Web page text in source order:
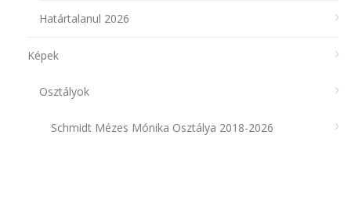
Határtalanul 2026
Képek
Osztályok
Schmidt Mézes Mónika Osztálya 2018-2026